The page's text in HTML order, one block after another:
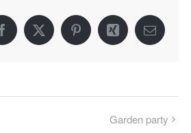
Facebook
X PinterestXing Email
Garden party